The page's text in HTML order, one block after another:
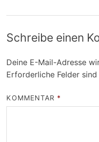
Schreibe einen
Deine E-Mail-Adresse
Erforderliche Felder
KOMMENTAR *